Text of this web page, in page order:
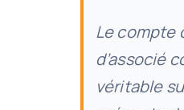
Le compte
d’associé
véritable